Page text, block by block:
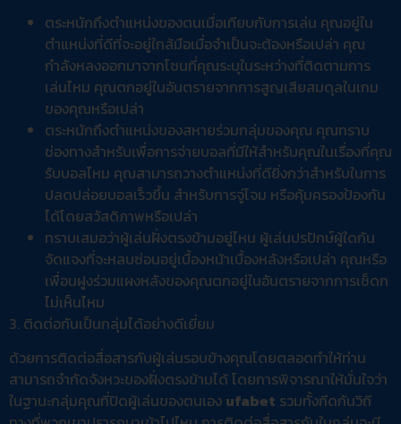
ตระหนักถึงตำแหน่งของตนเมื่อเทียบกับการเล่น คุณอยู่ใน
ตำแหน่งที่ดีที่จะอยู่ใกล้มือเมื่อจำเป็นจะต้องหรือเปล่า คุณ
กำลังหลงออกมาจากโซนที่คุณระบุในระหว่างที่ติดตามการ
เล่นไหม คุณตกอยู่ในอันตรายจากการสูญเสียสมดุลในเกม
ของคุณหรือเปล่า
ตระหนักถึงตำแหน่งของสหายร่วมกลุ่มของคุณ คุณทราบ
ช่องทางสำหรับเพื่อการจ่ายบอลที่มีให้สำหรับคุณในเรื่องที่คุณ
รับบอลไหม คุณสามารถวางตำแหน่งที่ดียิ่งกว่าสำหรับในการ
ปลดปล่อยบอลเร็วขึ้น สำหรับการจู่โจม หรือคุ้มครองป้องกัน
ได้โดยสวัสดิภาพหรือเปล่า
ทราบเสมอว่าผู้เล่นฝั่งตรงข้ามอยู่ไหน ผู้เล่นปรปักษ์ผู้ใดกัน
จัดแจงที่จะหลบซ่อนอยู่เบื้องหน้าเบื้องหลังหรือเปล่า คุณหรือ
เพื่อนฝูงร่วมแผงหลังของคุณตกอยู่ในอันตรายจากการเช็ดก
ไม่เห็นไหม
3. ติดต่อกันเป็นกลุ่มได้อย่างดีเยี่ยม
ด้วยการติดต่อสื่อสารกับผู้เล่นรอบข้างคุณโดยตลอดทำให้ท่าน
สามารถจำกัดจังหวะของฝั่งตรงข้ามได้ โดยการพิจารณาให้มั่นใจว่า
ในฐานะกลุ่มคุณที่ปิดผู้เล่นของตนเอง ufabet รวมทั้งกีดกันวิถี